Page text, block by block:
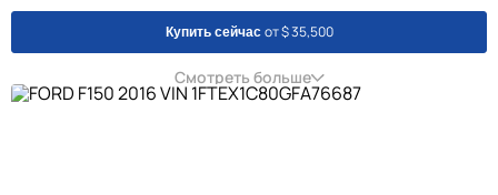
Купить сейчас от $ 35,500
Смотреть больше